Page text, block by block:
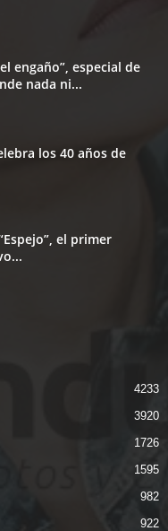
engaño”, especial de
nada ni...
los 40 años de
el primer
4233
3920
1726
1595
982
922